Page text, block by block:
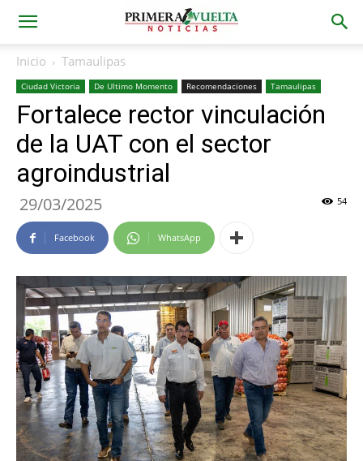
Inicio Tamaulipas
Ciudad Victoria De Ultimo Momento Recomendaciones Tamaulipas
Fortalece rector vinculación
de la UAT con el sector
agroindustrial
29/03/2025 54
Facebook WhatsApp